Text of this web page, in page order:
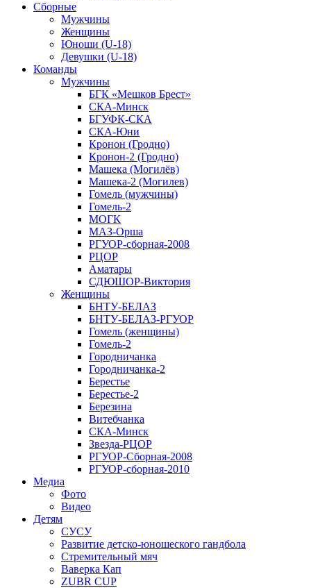
Сборные
Мужчины
Женщины
Юноши (U-18)
Девушки (U-18)
Команды
Мужчины
БГК «Мешков Брест»
СКА-Минск
БГУФК-СКА
СКА-Юни
Кронон (Гродно)
Кронон-2 (Гродно)
Машека (Могилёв)
Машека-2 (Могилев)
Гомель (мужчины)
Гомель-2
МОГК
МАЗ-Орша
РГУОР-сборная-2008
РЦОР
Аматары
СДЮШОР-Виктория
Женщины
БНТУ-БЕЛАЗ
БНТУ-БЕЛАЗ-РГУОР
Гомель (женщины)
Гомель-2
Городничанка
Городничанка-2
Берестье
Берестье-2
Березина
Витебчанка
СКА-Минск
Звезда-РЦОР
РГУОР-Сборная-2008
РГУОР-сборная-2010
Медиа
Фото
Видео
Детям
СУСУ
Развитие детско-юношеского гандбола
Стремительный мяч
Ваверка Кап
ZUBR CUP